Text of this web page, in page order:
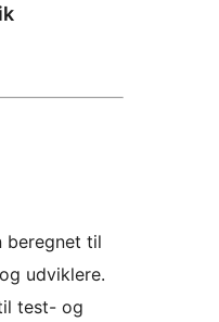
beregnet til
udviklere.
test- og